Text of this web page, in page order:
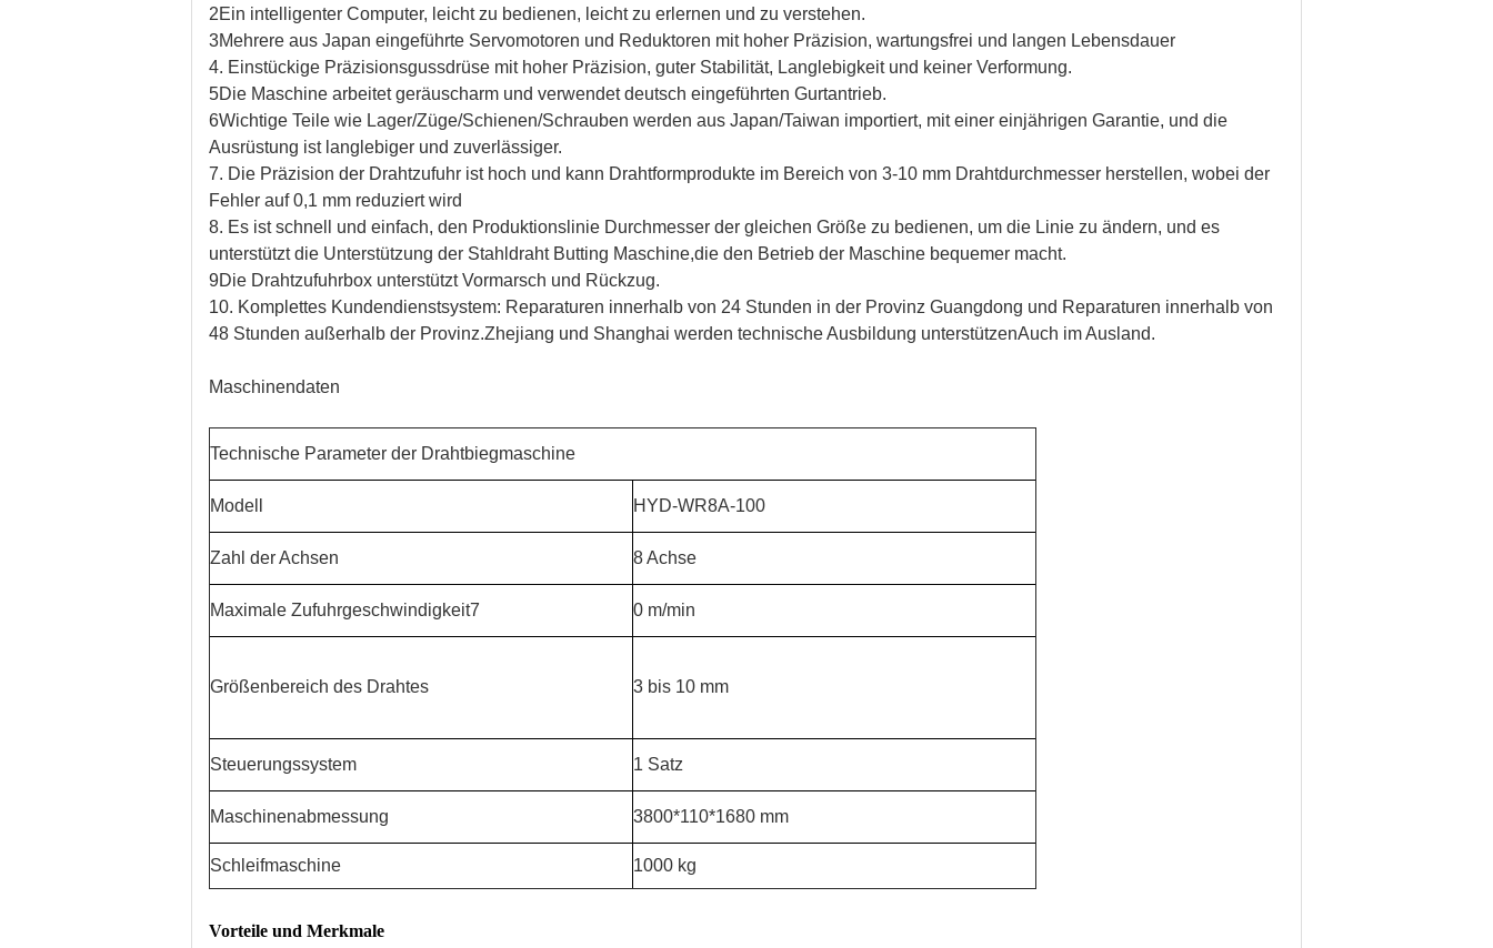
2Ein intelligenter Computer, leicht zu bedienen, leicht zu erlernen und zu verstehen.
3Mehrere aus Japan eingeführte Servomotoren und Reduktoren mit hoher Präzision, wartungsfrei und langen Lebensdauer
4. Einstückige Präzisionsgussdrüse mit hoher Präzision, guter Stabilität, Langlebigkeit und keiner Verformung.
5Die Maschine arbeitet geräuscharm und verwendet deutsch eingeführten Gurtantrieb.
6Wichtige Teile wie Lager/Züge/Schienen/Schrauben werden aus Japan/Taiwan importiert, mit einer einjährigen Garantie, und die
Ausrüstung ist langlebiger und zuverlässiger.
7. Die Präzision der Drahtzufuhr ist hoch und kann Drahtformprodukte im Bereich von 3-10 mm Drahtdurchmesser herstellen, wobei der
Fehler auf 0,1 mm reduziert wird
8. Es ist schnell und einfach, den Produktionslinie Durchmesser der gleichen Größe zu bedienen, um die Linie zu ändern, und es
unterstützt die Unterstützung der Stahldraht Butting Maschine,die den Betrieb der Maschine bequemer macht.
9Die Drahtzufuhrbox unterstützt Vormarsch und Rückzug.
10. Komplettes Kundendienstsystem: Reparaturen innerhalb von 24 Stunden in der Provinz Guangdong und Reparaturen innerhalb von
48 Stunden außerhalb der Provinz.Zhejiang und Shanghai werden technische Ausbildung unterstützenAuch im Ausland.
Maschinendaten
Technische Parameter der Drahtbiegmaschine
Modell HYD-WR8A-100
Zahl der Achsen 8 Achse
Maximale Zufuhrgeschwindigkeit7 0 m/min
Größenbereich des Drahtes 3 bis 10 mm
Steuerungssystem 1 Satz
Maschinenabmessung 3800*110*1680 mm
Schleifmaschine 1000 kg
Vorteile und Merkmale